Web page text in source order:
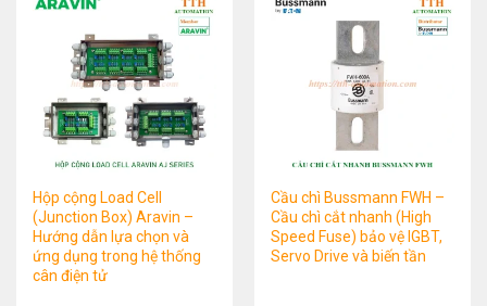
Hộp cộng Load Cell
(Junction Box) Aravin –
Hướng dẫn lựa chọn và
ứng dụng trong hệ thống
cân điện tử
Cầu chì Bussmann FWH –
Cầu chì cắt nhanh (High
Speed Fuse) bảo vệ IGBT,
Servo Drive và biến tần